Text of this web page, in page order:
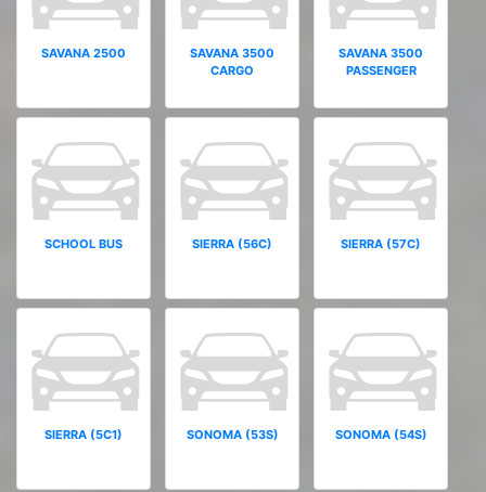
SAVANA 2500
SAVANA 3500
CARGO
SAVANA 3500
PASSENGER
SCHOOL BUS SIERRA (56C) SIERRA (57C)
SIERRA (5C1) SONOMA (53S) SONOMA (54S)